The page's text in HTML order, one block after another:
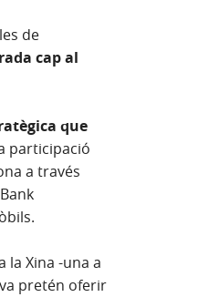
de
cap al
que
participació
a través
la Xina -una a
pretén oferir